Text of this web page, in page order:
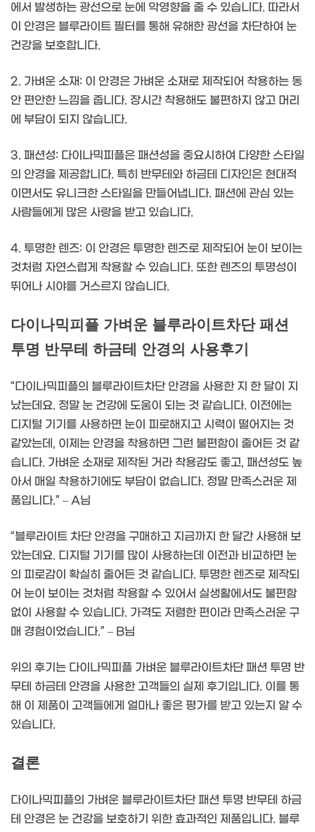
에서 발생하는 광선으로 눈에 악영향을 줄 수 있습니다. 따라서
이 안경은 블루라이트 필터를 통해 유해한 광선을 차단하여 눈
건강을 보호합니다.
2. 가벼운 소재: 이 안경은 가벼운 소재로 제작되어 착용하는 동
안 편안한 느낌을 줍니다. 장시간 착용해도 불편하지 않고 머리
에 부담이 되지 않습니다.
3. 패션성: 다이나믹피플은 패션성을 중요시하여 다양한 스타일
의 안경을 제공합니다. 특히 반무테와 하금테 디자인은 현대적
이면서도 유니크한 스타일을 만들어냅니다. 패션에 관심 있는
사람들에게 많은 사랑을 받고 있습니다.
4. 투명한 렌즈: 이 안경은 투명한 렌즈로 제작되어 눈이 보이는
것처럼 자연스럽게 착용할 수 있습니다. 또한 렌즈의 투명성이
뛰어나 시야를 거스르지 않습니다.
다이나믹피플 가벼운 블루라이트차단 패션
투명 반무테 하금테 안경의 사용후기
“다이나믹피플의 블루라이트차단 안경을 사용한 지 한 달이 지
났는데요. 정말 눈 건강에 도움이 되는 것 같습니다. 이전에는
디지털 기기를 사용하면 눈이 피로해지고 시력이 떨어지는 것
같았는데, 이제는 안경을 착용하면 그런 불편함이 줄어든 것 같
습니다. 가벼운 소재로 제작된 거라 착용감도 좋고, 패션성도 높
아서 매일 착용하기에도 부담이 없습니다. 정말 만족스러운 제
품입니다.” – A님
“블루라이트 차단 안경을 구매하고 지금까지 한 달간 사용해 보
았는데요. 디지털 기기를 많이 사용하는데 이전과 비교하면 눈
의 피로감이 확실히 줄어든 것 같습니다. 투명한 렌즈로 제작되
어 눈이 보이는 것처럼 착용할 수 있어서 실생활에서도 불편함
없이 사용할 수 있습니다. 가격도 저렴한 편이라 만족스러운 구
매 경험이었습니다.” – B님
위의 후기는 다이나믹피플 가벼운 블루라이트차단 패션 투명 반
무테 하금테 안경을 사용한 고객들의 실제 후기입니다. 이를 통
해 이 제품이 고객들에게 얼마나 좋은 평가를 받고 있는지 알 수
있습니다.
결론
다이나믹피플의 가벼운 블루라이트차단 패션 투명 반무테 하금
테 안경은 눈 건강을 보호하기 위한 효과적인 제품입니다. 블루